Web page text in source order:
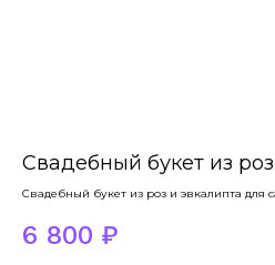
Свадебный букет из
Свадебный букет из роз и эвкалипта для
6 800 ₽